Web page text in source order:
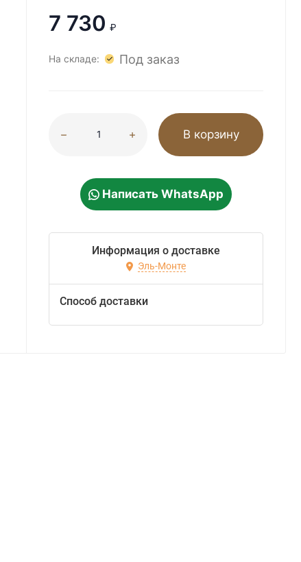
7 730 ₽
На складе: Под заказ
В корзину
Написать WhatsApp
Информация о доставке
Эль-Монте
Способ доставки